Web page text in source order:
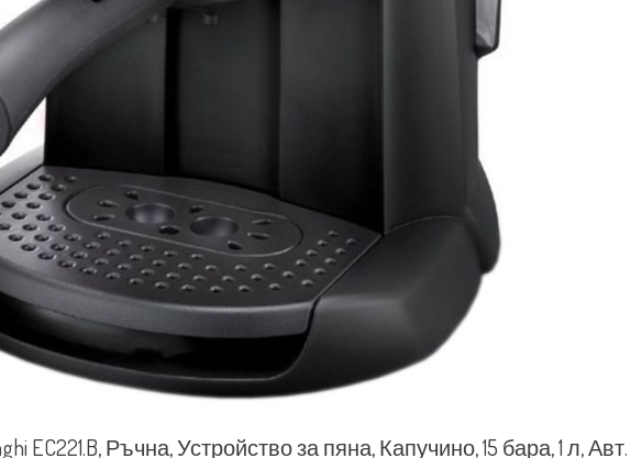
EC221.B, Ръчна, Устройство за пяна, Капучино, 15 бара, 1 л, Авт.